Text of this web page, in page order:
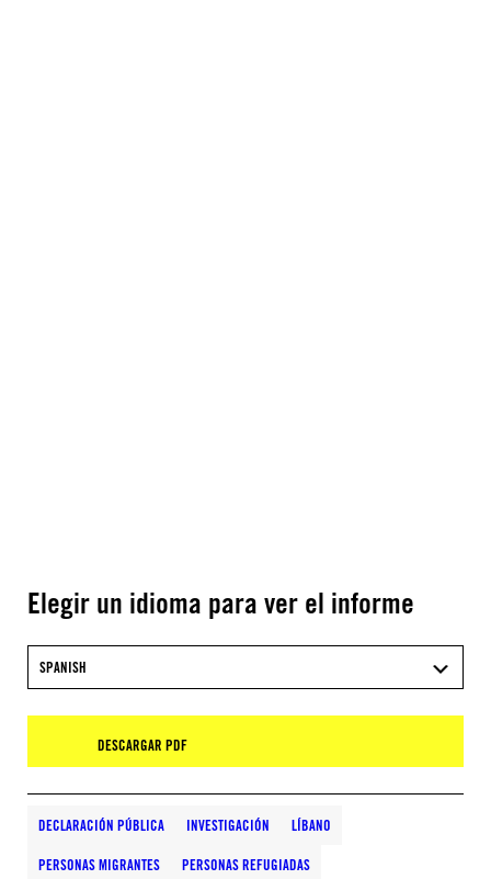
Elegir un idioma para ver el informe
SPANISH
DESCARGAR PDF
DECLARACIÓN PÚBLICA INVESTIGACIÓN LÍBANO
PERSONAS MIGRANTES PERSONAS REFUGIADAS